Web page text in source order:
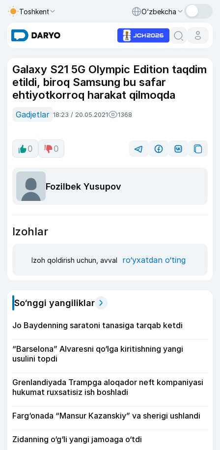
Toshkent O‘zbekcha
Galaxy S21 5G Olympic Edition taqdim
etildi, biroq Samsung bu safar
ehtiyotkorroq harakat qilmoqda
Gadjetlar 18:23 / 20.05.2021 1368
0 0
Fozilbek Yusupov
Izohlar
Izoh qoldirish uchun, avval ro‘yxatdan o‘ting
So‘nggi yangiliklar
Jo Baydenning saratoni tanasiga tarqab ketdi
“Barselona” Alvaresni qo‘lga kiritishning yangi
usulini topdi
Grenlandiyada Trampga aloqador neft kompaniyasi
hukumat ruxsatisiz ish boshladi
Farg‘onada “Mansur Kazanskiy” va sherigi ushlandi
Zidanning o‘g‘li yangi jamoaga o‘tdi